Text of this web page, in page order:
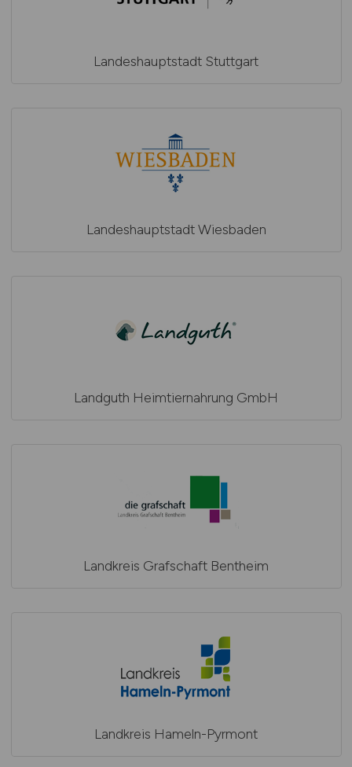
Landeshauptstadt Stuttgart
Landeshauptstadt Wiesbaden
Landguth Heimtiernahrung GmbH
Landkreis Grafschaft Bentheim
Landkreis Hameln-Pyrmont